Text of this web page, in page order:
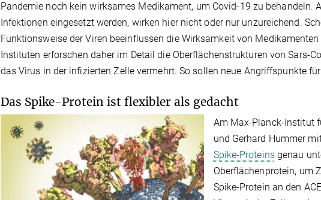
Pandemie noch kein wirksames Medikament, um Covid-19 zu behandeln.
Infektionen eingesetzt werden, wirken hier nicht oder nur unzureichend.
Funktionsweise der Viren beeinflussen die Wirksamkeit von
Instituten erforschen daher im Detail die Oberflächenstrukturen von Sars-
das Virus in der infizierten Zelle vermehrt. So sollen neue Angriffspunkte
Das Spike-Protein ist flexibler als gedacht
Am Max-Planck-Institut
und Gerhard Hummer
Spike-Proteinsgenau
Oberflächenprotein, um
Spike-Protein an den